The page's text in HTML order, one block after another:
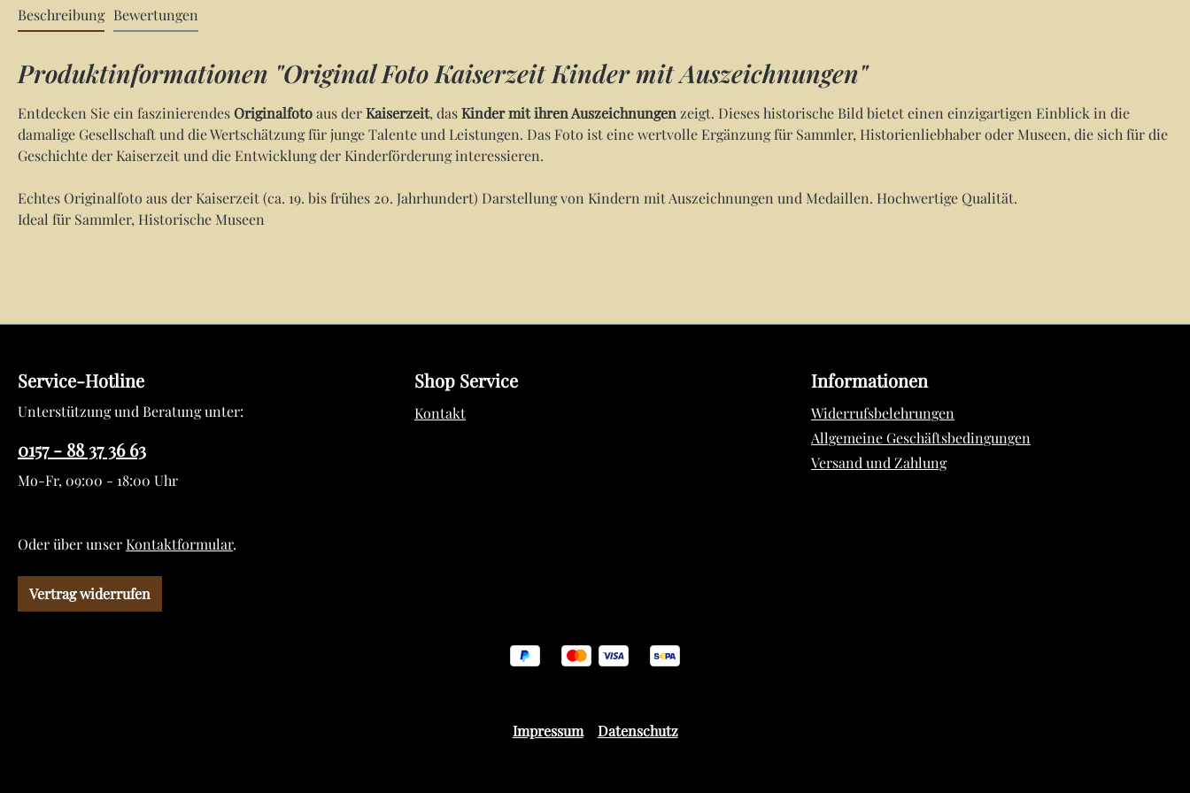
Beschreibung Bewertungen
Produktinformationen "Original Foto Kaiserzeit Kinder mit Auszeichnungen"
Entdecken Sie ein faszinierendes Originalfotoaus derKaiserzeit, dasKinder mit ihren Auszeichnungen zeigt. Dieses historische Bild bietet einen einzigartigen Einblick in die
damalige Gesellschaft und die Wertschätzung für junge Talente und Leistungen. Das Foto ist eine wertvolle Ergänzung für Sammler, Historienliebhaber oder Museen, die sich für die
Geschichte der Kaiserzeit und die Entwicklung der Kinderförderung interessieren.
Echtes Originalfoto aus der Kaiserzeit (ca. 19. bis frühes 20. Jahrhundert) Darstellung von Kindern mit Auszeichnungen und Medaillen. Hochwertige Qualität.
Ideal für Sammler, Historische Museen
Service-Hotline
Unterstützung und Beratung unter:
0157 - 88 37 36 63
Mo-Fr, 09:00 - 18:00 Uhr
Oder über unserKontaktformular.
Vertrag widerrufen
Shop Service
Kontakt
Informationen
Widerrufsbelehrungen
Allgemeine Geschäftsbedingungen
Versand und Zahlung
Impressum Datenschutz